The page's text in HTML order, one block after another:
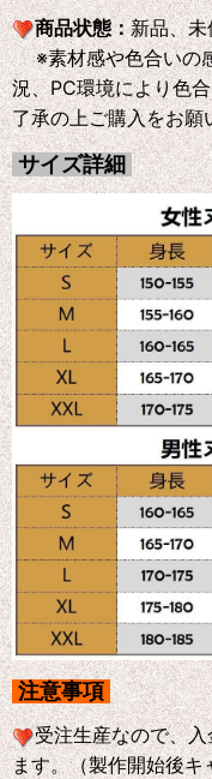
商品状態：新品、未
※素材感や色合いの
況、PC環境により色
了承の上ご購入をお願
サイズ詳細
注意事項
受注生産なので、
ます。（製作開始後キ